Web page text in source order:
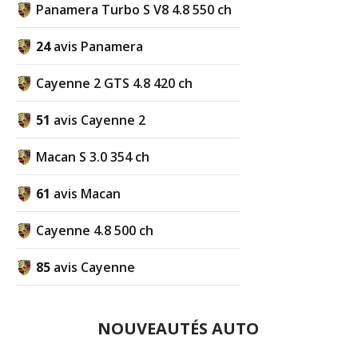
Panamera Turbo S V8 4.8 550 ch
24avis Panamera
Cayenne 2 GTS 4.8 420 ch
51 avis Cayenne 2
Macan S 3.0 354 ch
61 avis Macan
Cayenne 4.8 500 ch
85 avis Cayenne
NOUVEAUTÉS AUTO